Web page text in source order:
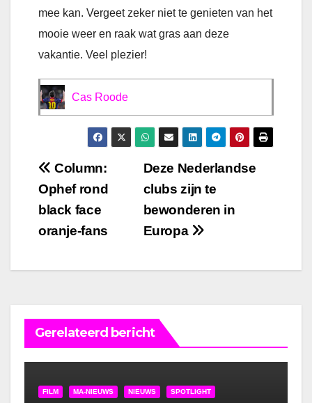
mee kan. Vergeet zeker niet te genieten van het
mooie weer en raak wat gras aan deze
vakantie. Veel plezier!
Cas Roode
Bericht
navigatie
Deze Nederlandse
clubs zijn te
bewonderen in
Europa
Column:
Ophef rond
black face
oranje-fans
Gerelateerd bericht
FILM MA-NIEUWS NIEUWS SPOTLIGHT